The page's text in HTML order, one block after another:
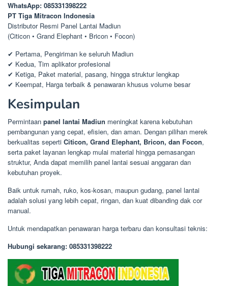
WhatsApp: 085331398222
PT Tiga Mitracon Indonesia
Distributor Resmi Panel Lantai Madiun
(Citicon • Grand Elephant • Bricon • Focon)
✔ Pertama, Pengiriman ke seluruh Madiun
✔ Kedua, Tim aplikator profesional
✔ Ketiga, Paket material, pasang, hingga struktur lengkap
✔ Keempat, Harga terbaik & penawaran khusus volume besar
Kesimpulan
Permintaan panel lantai Madiun meningkat karena kebutuhan
pembangunan yang cepat, efisien, dan aman. Dengan pilihan merek
berkualitas seperti Citicon, Grand Elephant, Bricon, dan Focon,
serta paket layanan lengkap mulai material hingga pemasangan
struktur, Anda dapat memilih panel lantai sesuai anggaran dan
kebutuhan proyek.
Baik untuk rumah, ruko, kos-kosan, maupun gudang, panel lantai
adalah solusi yang lebih cepat, ringan, dan kuat dibanding dak cor
manual.
Untuk mendapatkan penawaran harga terbaru dan konsultasi teknis:
Hubungi sekarang: 085331398222